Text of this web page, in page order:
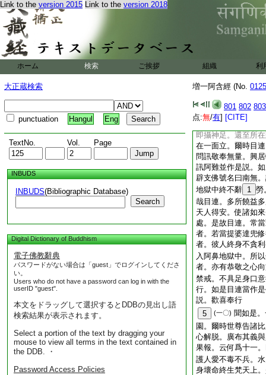
Link to the version 2015 Link to the version 2018
ホーム 検索 ご挨拶 組織 利
大正蔵検索
punctuation Hangul Eng
TextNo. Vol. Page
INBUDS
INBUDS(Bibliographic Database)
Search
Digital Dictionary of Buddhism
電子佛教辭典
パスワードがない場合は「guest」でログインしてくださ
い。
Users who do not have a password can log in with the
userID "guest".
本文をドラッグして選択するとDDBの見出し語
検索結果が表示されます。
Select a portion of the text by dragging your
mouse to view all terms in the text contained in
the DDB. ・
Password Access Policies
増一阿含經 (No.
801 802 803
点:無/有] [CITE]
行報終不敗 亦復
是故當勸勉 離此
汝本提婆達兜所造
意向佛如來。長夜
難。爾時尊者大目
地獄苦痛休息。爾
皆稱南無佛 釋師
彼能施安隱 除去
爾時地獄衆生聞目
行盡罪畢。即彼命
即攝神足。還至所
在一面立。爾時目
問訊敬奉無量。興
訊阿難並作是説。
辟支佛號名曰南無
地獄中終不辭 1 勞
哉目連。多所饒益
天人得安。使諸如
處。是故目連。常
者。若當提婆達兜
者。彼人終身不貪
入阿鼻地獄中。所
者。亦有恭敬之心
禁戒。不具足身口
行。如是目連當作
説。歡喜奉行
5
(一〇) 聞如是
園。爾時世尊告諸
心解脱。廣布其義
果報。云何爲十一
護人愛不毒不兵。
身壞命終生梵天上